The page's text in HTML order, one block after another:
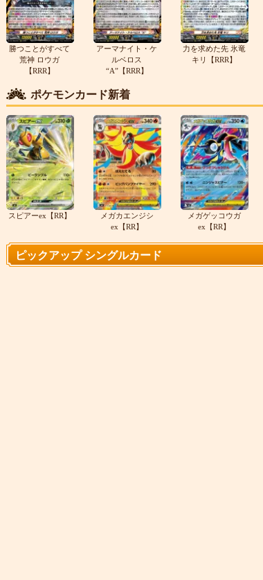
勝つことがすべて
荒神 ロウガ
【RRR】
アーマナイト・ケ
ルベロス
“A”【RRR】
力を求めた先 氷竜
キリ【RRR】
ポケモンカード新着
スピアーex【RR】
メガカエンジシ
ex【RR】
メガゲッコウガ
ex【RR】
ピックアップ シングルカード